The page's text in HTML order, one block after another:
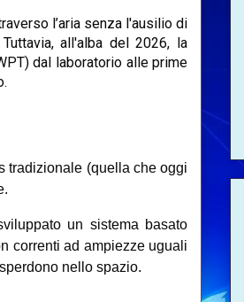
l’aria senza l'ausilio di
all'alba del 2026, la
dal laboratorio alle prime
.
tradizionale (quella che oggi
un sistema basato
correnti ad ampiezze uguali
nello spazio.